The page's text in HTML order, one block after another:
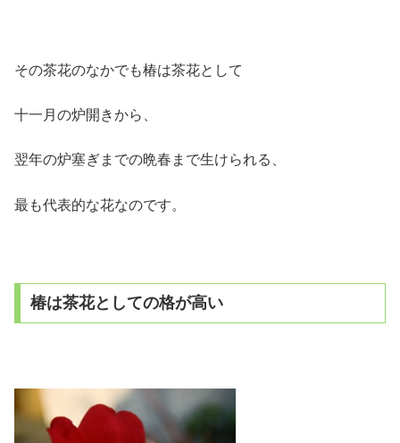
その茶花のなかでも椿は茶花として
十一月の炉開きから、
翌年の炉塞ぎまでの晩春まで生けられる、
最も代表的な花なのです。
椿は茶花としての格が高い